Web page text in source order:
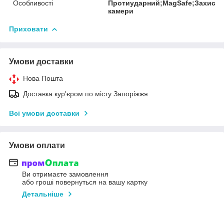
Особливості
Протиударний;MagSafe;Захист
камери
Приховати
Умови доставки
Нова Пошта
Доставка кур'єром по місту Запоріжжя
Всі умови доставки
Умови оплати
Ви отримаєте замовлення
або гроші повернуться на вашу картку
Детальніше